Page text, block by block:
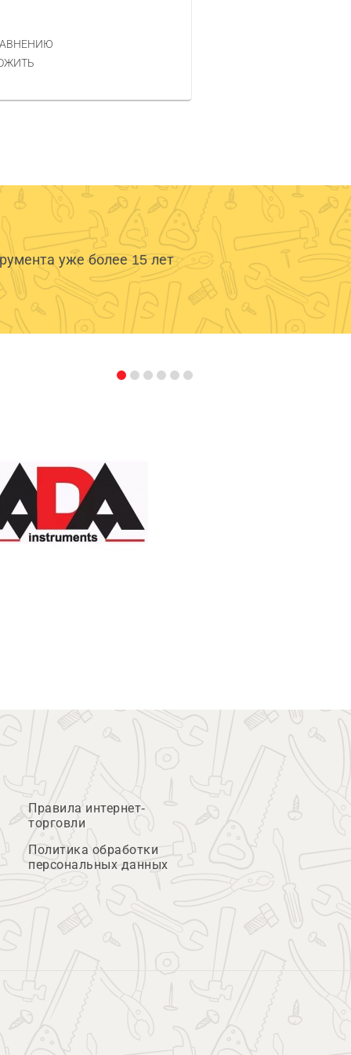
уже более 15 лет
Правила интернет-
торговли
Политика обработки
персональных данных